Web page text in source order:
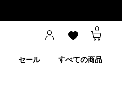
0
セール すべての商品